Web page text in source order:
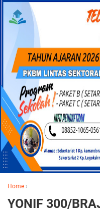
Home ›
YONIF 300/